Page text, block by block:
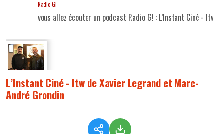
Radio G!
vous allez écouter un podcast Radio G! : L’Instant Ciné -
L’Instant Ciné - Itw de Xavier Legrand et Marc-
André Grondin